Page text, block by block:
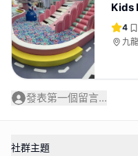
Kids
4
九
發表第一個留言...
社群主題